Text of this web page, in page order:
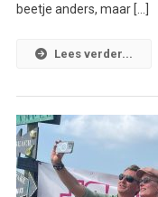
beetje anders, maar […]
Lees verder...